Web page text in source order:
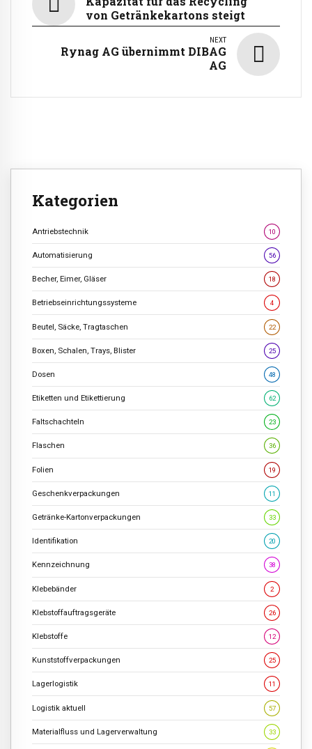
von Getränkekartons steigt
NEXT
Rynag AG übernimmt DIBAG
AG
Kategorien
Antriebstechnik 10
Automatisierung 56
Becher, Eimer, Gläser 18
Betriebseinrichtungssysteme 4
Beutel, Säcke, Tragtaschen 22
Boxen, Schalen, Trays, Blister 25
Dosen 48
Etiketten und Etikettierung 62
Faltschachteln 23
Flaschen 36
Folien 19
Geschenkverpackungen 11
Getränke-Kartonverpackungen 33
Identifikation 20
Kennzeichnung 38
Klebebänder 2
Klebstoffauftragsgeräte 26
Klebstoffe 12
Kunststoffverpackungen 25
Lagerlogistik 11
Logistik aktuell 57
Materialfluss und Lagerverwaltung 33